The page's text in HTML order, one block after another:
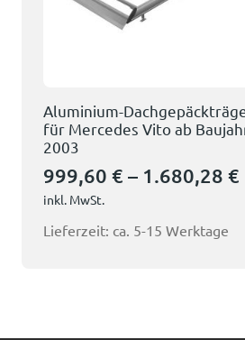
Aluminium-
für Mercedes Vito ab
2003
999,60 € – 1.680,28 €
inkl. MwSt.
Lieferzeit: ca. 5-15 Werktage